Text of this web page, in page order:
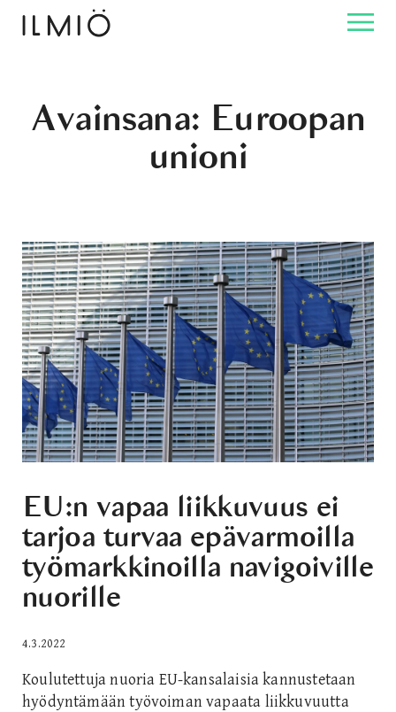
Avainsana: Euroopan
unioni
EU:n vapaa liikkuvuus ei
tarjoa turvaa epävarmoilla
työmarkkinoilla navigoiville
nuorille
4.3.2022
Koulutettuja nuoria EU-kansalaisia kannustetaan
hyödyntämään työvoiman vapaata liikkuvuutta